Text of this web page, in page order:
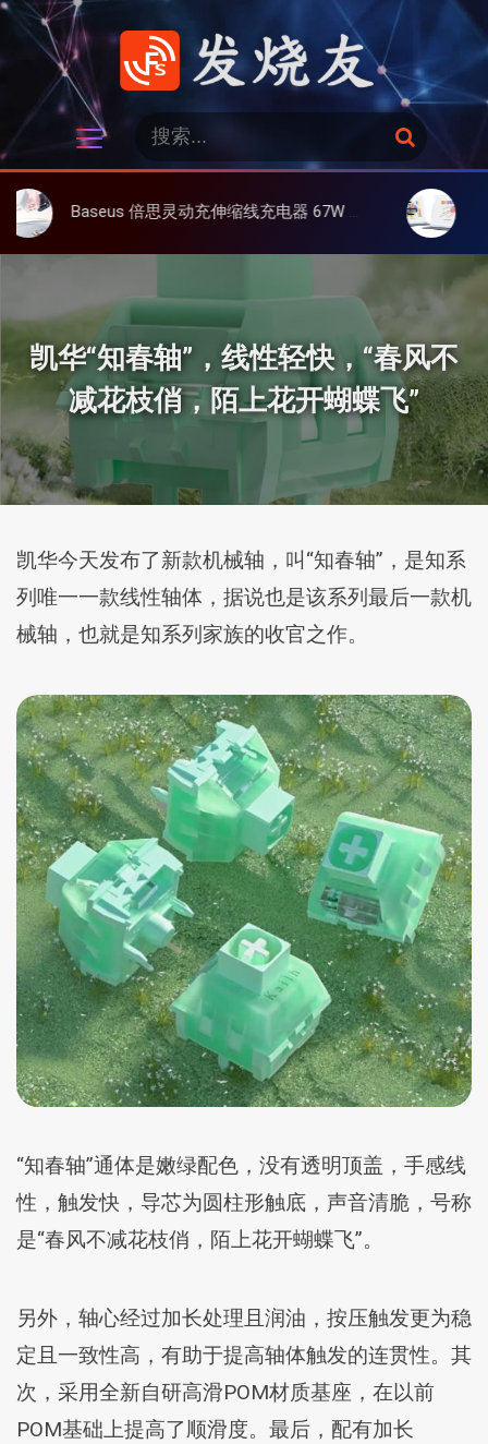
跳
发烧友
：
搜
索
倍思灵动充伸缩线充电器 67W 3C，超耐用可伸缩线、氮化镓、3C多设备同时充 大上 Paperlike
凯华“知春轴”，线性轻快，“春风不
减花枝俏，陌上花开蝴蝶飞”
凯华今天发布了新款机械轴，叫“知春轴”，是知系
列唯一一款线性轴体，据说也是该系列最后一款机
械轴，也就是知系列家族的收官之作。
“知春轴”通体是嫩绿配色，没有透明顶盖，手感线
性，触发快，导芯为圆柱形触底，声音清脆，号称
是“春风不减花枝俏，陌上花开蝴蝶飞”。
另外，轴心经过加长处理且润油，按压触发更为稳
定且一致性高，有助于提高轴体触发的连贯性。其
次，采用全新自研高滑POM材质基座，在以前
POM基础上提高了顺滑度。最后，配有加长